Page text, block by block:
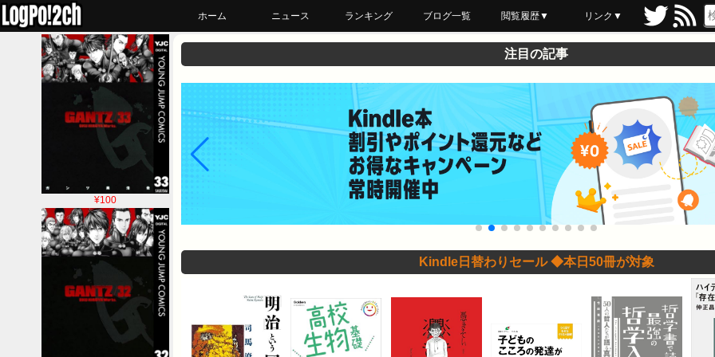
ホーム ニュース ランキング ブログ一覧 閲覧履歴▼
最近読んだ
あとで読む
ブックマーク
リンク▼
¥100
注目の記事
Kindle日替わりセール ◆本日50冊が対象